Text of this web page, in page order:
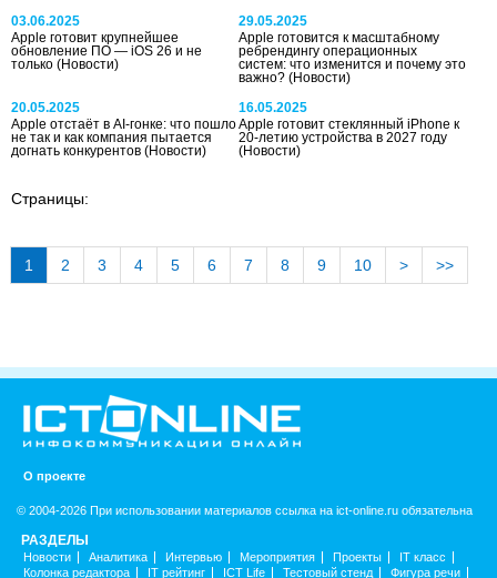
03.06.2025
Apple готовит крупнейшее
обновление ПО — iOS 26 и не
только (Новости)
29.05.2025
Apple готовится к масштабному
ребрендингу операционных
систем: что изменится и почему это
важно?(Новости)
20.05.2025
Apple отстаёт в AI-гонке: что пошло
не так и как компания пытается
догнать конкурентов (Новости)
16.05.2025
Apple готовит стеклянный iPhone к
20-летию устройства в 2027 году
(Новости)
Страницы:
1 2 3 4 5 6 7 8 9 10 > >>
О проекте
© 2004-2026 При использовании материалов ссылка на ict-online.ru обязательна
РАЗДЕЛЫ
Новости Аналитика Интервью Мероприятия Проекты
IT класс
Колонка редактора
IT рейтинг ICT Life Тестовый стенд Фигура речи